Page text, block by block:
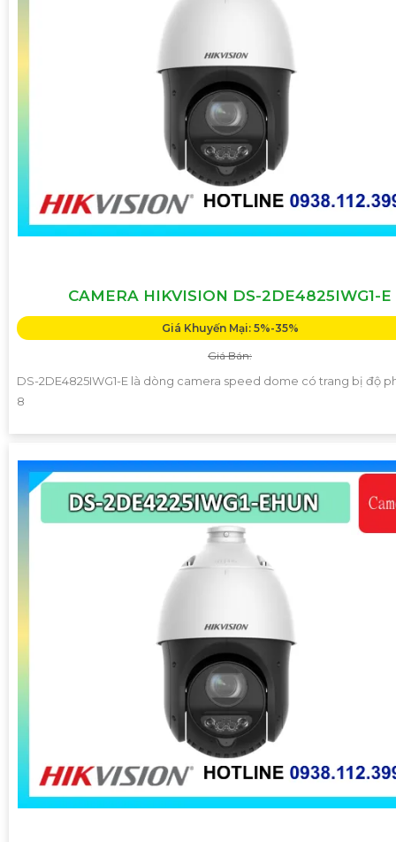
CAMERA HIKVISION DS-2DE4825IWG1-E
Giá Khuyến Mại: 5%-35%
Giá Bán:
DS-2DE4825IWG1-E là dòng camera speed dome có trang bị độ
8